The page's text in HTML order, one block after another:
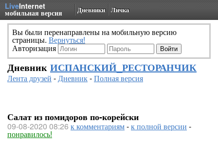
LiveInternet
мобильная версия Дневники Личка
Вы были перенаправлены на мобильную версию
страницы. Вернуться!
Авторизация
Дневник ИСПАНСКИЙ_РЕСТОРАНЧИК
Лента друзей -Дневник-Полная версия
Салат из помидоров по-корейски
09-08-2020 08:26 к комментариям-к полной версии -
понравилось!